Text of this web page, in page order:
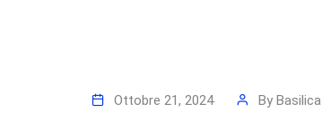
Ottobre 21, 2024 By